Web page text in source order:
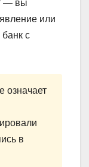
— вы
или
с
означает
в